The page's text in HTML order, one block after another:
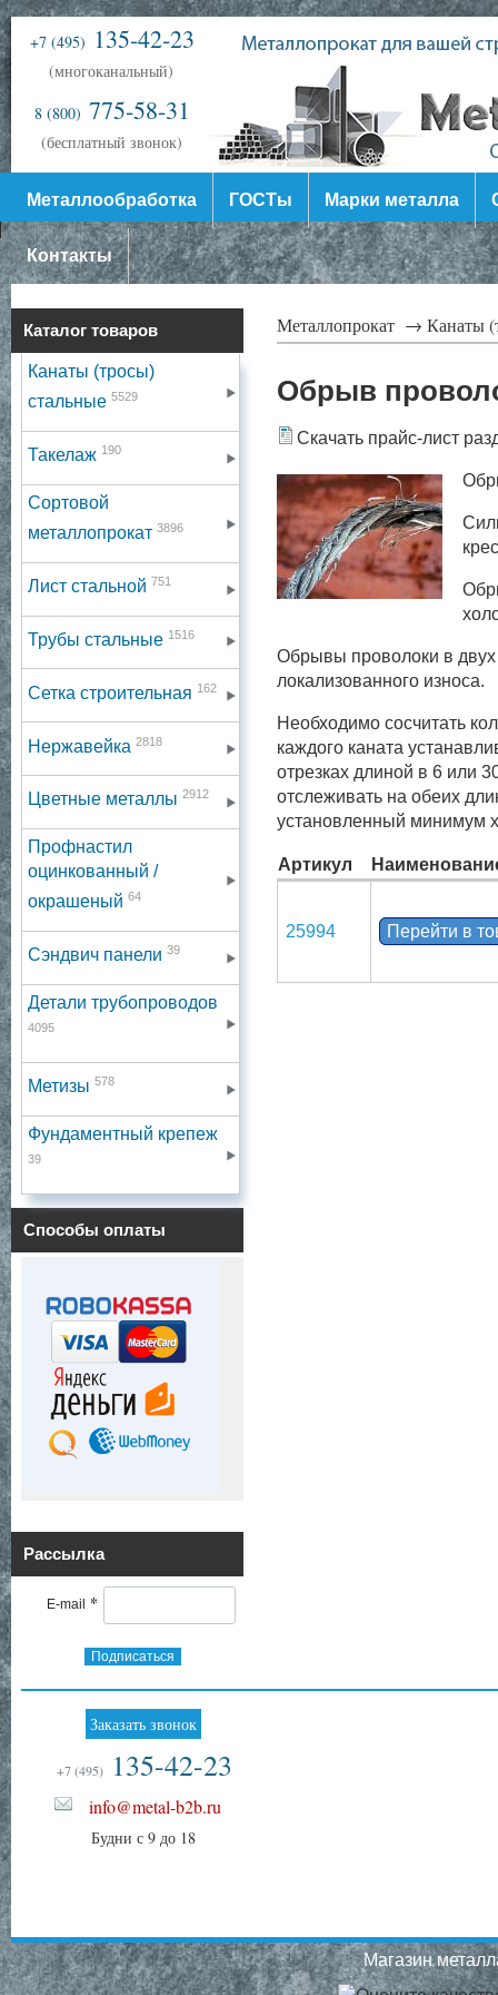
+7 (495) 135-42-23
(многоканальный)
8 (800) 775-58-31
(бесплатный звонок)
Металлообработка ГОСТы Марки металла
Контакты
Каталог товаров
Канаты (тросы)
стальные 5529
Такелаж 190
Сортовой
металлопрокат 3896
Лист стальной 751
Трубы стальные 1516
Сетка строительная 162
Нержавейка 2818
Цветные металлы 2912
Профнастил
оцинкованный /
окрашеный 64
Сэндвич панели 39
Детали трубопроводов
4095
Метизы 578
Фундаментный крепеж
39
Способы оплаты
Рассылка
E-mail *
Подписаться
Металлопрокат → Канаты
Обрыв
Скачать прайс-лист
Обрывы проволоки в двух
локализованного износа.
Необходимо сосчитать
каждого каната
отрезках длиной в 6 или
отслеживать на обеих
установленный минимум
Артикул
25994 Перейти в
Заказать звонок
+7 (495) 135-42-23
info@metal-b2b.ru
Будни с 9 до 18
Магазин